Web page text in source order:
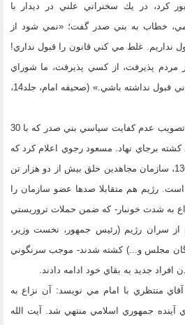
كرد، در يك سخنراني علني در ديدار با
خطاب به بني صدر گفت؛ «نمي شود از
نداريم. غلط مي كني قانون را قبول نداري!
از مردم پذيرفت، از كسي پذيرفت، ما شوراي
نگهبان را قبول نداريم. نمي تواني قبول نداشته باشي.» (صحيفه امام، جلد14،
«اكبر-گ» در ادامه مي نويسد: تصويب عدم كفايت سياسي بني صدر كه با 30
هزاران كشته برجاي نهاد. مسعود رجوي اعلام كرد كه
در يك ساله پس از 30خرداد 1360، سازمان مجاهدين خلق بيش از دو هزار تن
رژيم هم متقابلا صدها عضو سازمان را
به شدت خونبار- كه ضمن حملات تروريستي
از سران رژيم (رئيس جمهور، نخست وزير،
مجلس و...) كشته شدند- موجب سرنگوني
افراد جديد به بقاي خود ادامه دادند.
آقاي منتظري با امام مي نويسد: آن نزاع به
آينده جمهوري اسلامي منتهي شد. آيت الله